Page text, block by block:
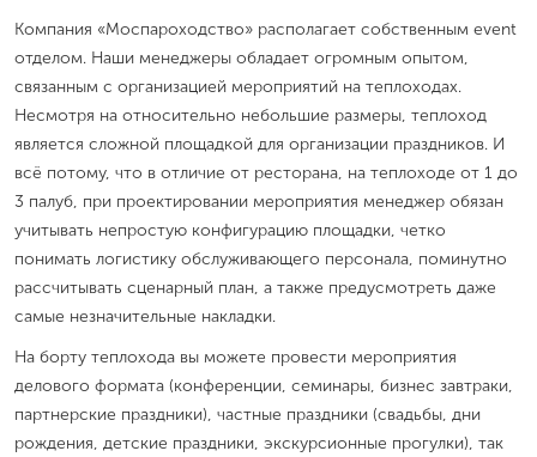
Компания «Моспароходство» располагает собственным event
отделом. Наши менеджеры обладает огромным опытом,
связанным с организацией мероприятий на теплоходах.
Несмотря на относительно небольшие размеры, теплоход
является сложной площадкой для организации праздников. И
всё потому, что в отличие от ресторана, на теплоходе от 1 до
3 палуб, при проектировании мероприятия менеджер обязан
учитывать непростую конфигурацию площадки, четко
понимать логистику обслуживающего персонала, поминутно
рассчитывать сценарный план, а также предусмотреть даже
самые незначительные накладки.
На борту теплохода вы можете провести мероприятия
делового формата (конференции, семинары, бизнес завтраки,
партнерские праздники), частные праздники (свадьбы, дни
рождения, детские праздники, экскурсионные прогулки), так